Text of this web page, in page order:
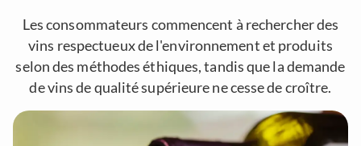
Les consommateurs commencent à rechercher des
vins respectueux de l'environnement et produits
selon des méthodes éthiques, tandis que la demande
de vins de qualité supérieure ne cesse de croître.